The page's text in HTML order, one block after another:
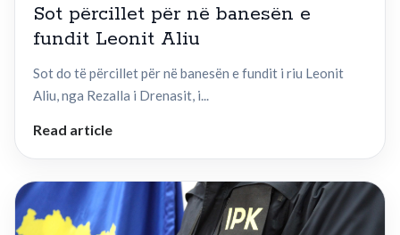
Sot përcillet për në banesën e
fundit Leonit Aliu
Sot do të përcillet për në banesën e fundit i riu Leonit
Aliu, nga Rezalla i Drenasit, i...
Read article